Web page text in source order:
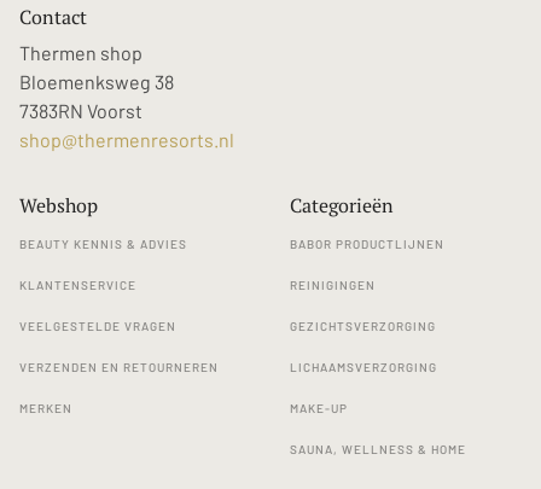
Contact
Thermen shop
Bloemenksweg 38
7383RN Voorst
shop@thermenresorts.nl
Webshop
BEAUTY KENNIS & ADVIES
KLANTENSERVICE
VEELGESTELDE VRAGEN
VERZENDEN EN RETOURNEREN
MERKEN
Categorieën
BABOR PRODUCTLIJNEN
REINIGINGEN
GEZICHTSVERZORGING
LICHAAMSVERZORGING
MAKE-UP
SAUNA, WELLNESS & HOME